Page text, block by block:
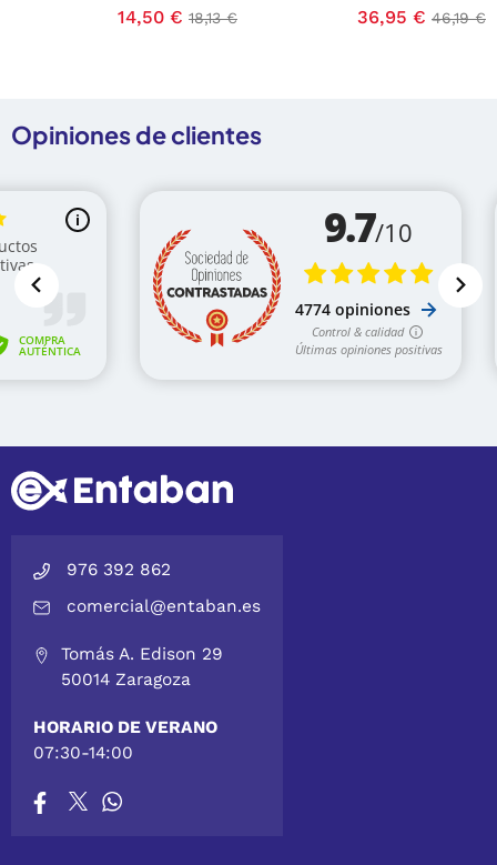
Precio
14,50 € Precio base
18,13 € Precio
36,95 € Precio
46,19 €
Opiniones de clientes
976 392 862
comercial@entaban.es
Tomás A. Edison 29
50014 Zaragoza
HORARIO DE VERANO
07:30-14:00